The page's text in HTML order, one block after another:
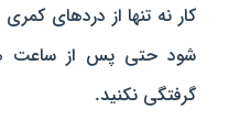
کار نه‌ تنها از دردهای
شود حتی پس از ساعت‌
گرفتگی نکنید.